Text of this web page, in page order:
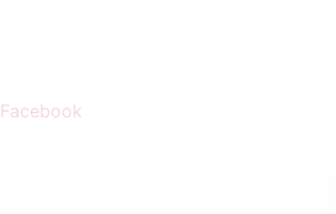
Facebook